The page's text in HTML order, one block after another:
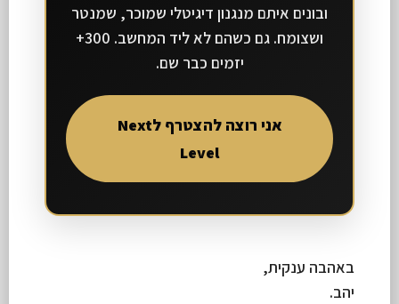
ובונים איתם מנגנון דיגיטלי שמוכר, שמנטר
ושצומח. גם כשהם לא ליד המחשב. 300+
יזמים כבר שם.
אני רוצה להצטרף לNext
Level
באהבה ענקית,
יהב.